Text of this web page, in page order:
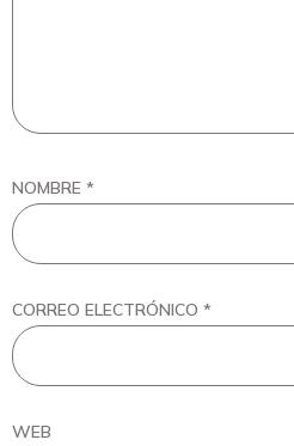
NOMBRE *
CORREO ELECTRÓNICO *
WEB